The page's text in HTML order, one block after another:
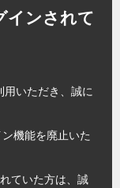
インされて
用いただき、誠に
機能を廃止いた
ていた方は、誠